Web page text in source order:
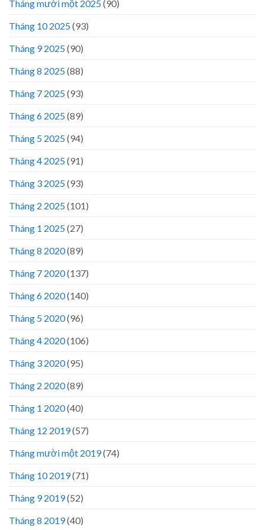
Tháng mười một 2025(90)
Tháng 10 2025(93)
Tháng 9 2025(90)
Tháng 8 2025(88)
Tháng 7 2025(93)
Tháng 6 2025(89)
Tháng 5 2025(94)
Tháng 4 2025(91)
Tháng 3 2025(93)
Tháng 2 2025(101)
Tháng 1 2025(27)
Tháng 8 2020(89)
Tháng 7 2020(137)
Tháng 6 2020(140)
Tháng 5 2020(96)
Tháng 4 2020(106)
Tháng 3 2020(95)
Tháng 2 2020(89)
Tháng 1 2020(40)
Tháng 12 2019(57)
Tháng mười một 2019(74)
Tháng 10 2019(71)
Tháng 9 2019(52)
Tháng 8 2019(40)